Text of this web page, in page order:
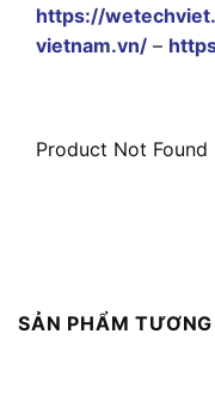
https://
vietnam.vn/ –
Product Not Found
SẢN PHẨM